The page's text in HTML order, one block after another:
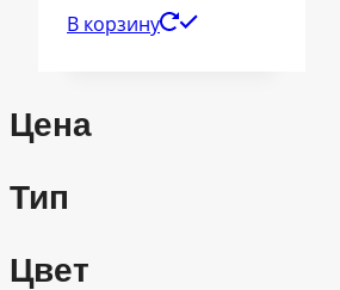
В корзину
Цена
Тип
Цвет